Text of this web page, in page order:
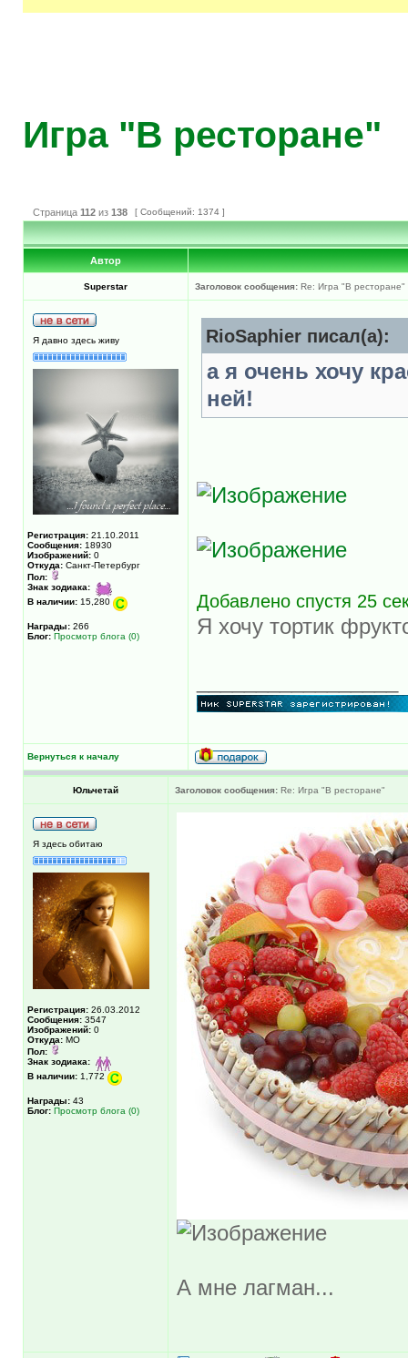
Игра "В ресторане"
Страница 112 из 138 [ Сообщений: 1374 ]
Автор
Superstar Заголовок сообщения: Re: Игра "В ресторане"
Я давно здесь живу
Регистрация: 21.10.2011
Сообщения: 18930
Изображений: 0
Откуда: Санкт-Петербург
Пол:
Знак зодиака:
В наличии: 15,280
Награды: 266
Блог: Просмотр блога (0)
RioSaphier писал(а):
а я очень хочу
ней!
Добавлено спустя 25
Я хочу тортик
Вернуться к началу
Юльчетай Заголовок сообщения: Re: Игра "В ресторане"
Я здесь обитаю
Регистрация: 26.03.2012
Сообщения: 3547
Изображений: 0
Откуда: МО
Пол:
Знак зодиака:
В наличии: 1,772
Награды: 43
Блог: Просмотр блога (0)
А мне лагман...